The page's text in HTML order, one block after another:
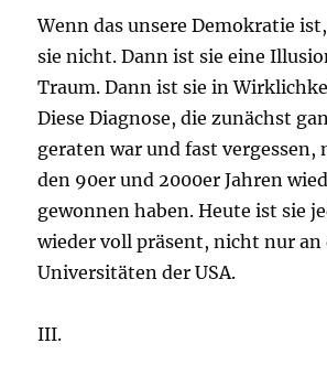
Wenn das unsere Demokratie
sie nicht. Dann ist sie eine
Traum. Dann ist sie in
Diese Diagnose, die zunächst
geraten war und fast vergessen,
den 90er und 2000er Jahren
gewonnen haben. Heute ist sie
wieder voll präsent, nicht nur an
Universitäten der USA.
III.